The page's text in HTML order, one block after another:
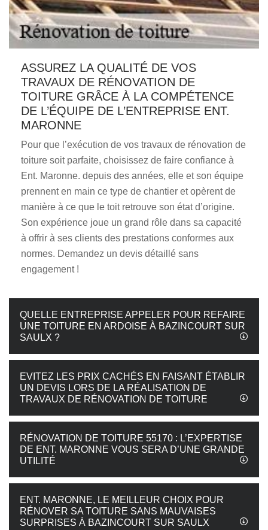
ASSUREZ LA QUALITÉ DE VOS
TRAVAUX DE RÉNOVATION DE
TOITURE GRÂCE À LA COMPÉTENCE
DE L’ÉQUIPE DE L’ENTREPRISE ENT.
MARONNE
Pour que l’exécution de vos travaux de rénovation de
toiture soit parfaite, choisissez de faire confiance à
Ent. Maronne. depuis des années, elle et son équipe
prennent en main ce type de chantier et opèrent de
manière à ce que le toit retrouve son état d’origine.
Son expérience joue un grand rôle dans sa capacité
à offrir à ses clients des prestations conformes aux
normes. Demandez un devis détaillé sans
engagement !
QUELLE ENTREPRISE APPELER POUR REFAIRE
UNE TOITURE EN ARDOISE À BAZINCOURT SUR
SAULX ?
EVITEZ LES PRIX CACHÉS EN FAISANT ÉTABLIR
UN DEVIS LORS DE LA RÉALISATION DE
TRAVAUX DE RÉNOVATION DE TOITURE
RÉNOVATION DE TOITURE 55170 : L’EXPERTISE
DE ENT. MARONNE VOUS SERA D’UNE GRANDE
UTILITÉ
ENT. MARONNE, LE MEILLEUR CHOIX POUR
RÉNOVER SA TOITURE SANS MAUVAISES
SURPRISES À BAZINCOURT SUR SAULX